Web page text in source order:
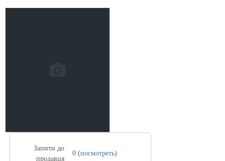
Запити до
продавця
0 (посмотреть)